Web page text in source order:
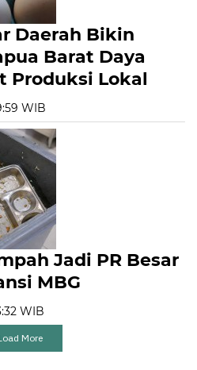
Daerah Bikin
Barat Daya
Produksi Lokal
WIB
Jadi PR Besar
MBG
WIB
More